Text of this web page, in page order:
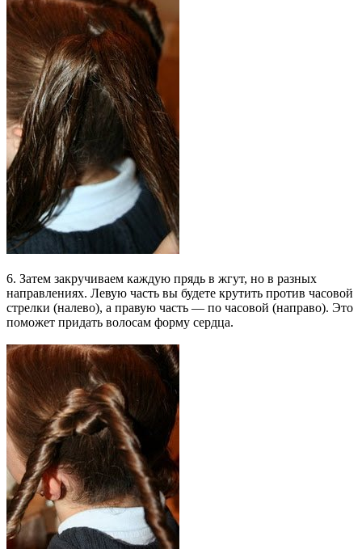
6. Затем закручиваем каждую прядь в жгут, но в разных
направлениях. Левую часть вы будете крутить против часовой
стрелки (налево), а правую часть — по часовой (направо). Это
поможет придать волосам форму сердца.